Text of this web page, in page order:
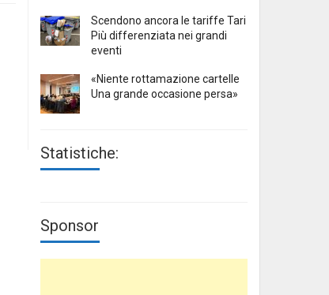
Scendono ancora le tariffe Tari
Più differenziata nei grandi
eventi
«Niente rottamazione cartelle
Una grande occasione persa»
Statistiche:
Sponsor